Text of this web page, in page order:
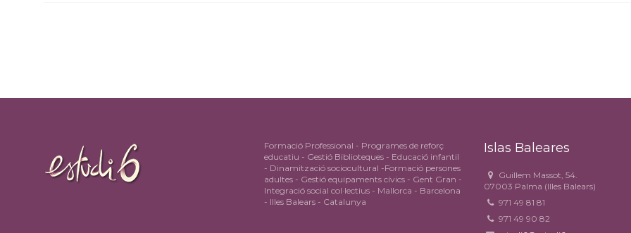
Formació Professional - Programes de reforç
educatiu - Gestió Biblioteques - Educació infantil
- Dinamització sociocultural -Formació persones
adultes - Gestió equipaments cívics - Gent Gran -
Integració social col·lectius - Mallorca - Barcelona
- Illes Balears - Catalunya
Islas Baleares
Guillem Massot, 54.
07003 Palma (Illes Balears)
971 49 81 81
971 49 90 82